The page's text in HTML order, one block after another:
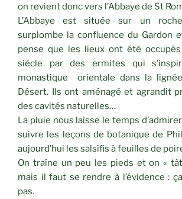
on revient donc vers l’Abbaye de St
L’Abbaye est située sur un
surplombe la confluence du Gardon
pense que les lieux ont été
siècle par des ermites qui
monastique orientale dans la
Désert. Ils ont aménagé et agrandit
des cavités naturelles…
La pluie nous laisse le temps
suivre les leçons de botanique de
aujourd’hui les salsifis à feuilles de
On traîne un peu les pieds et on «
mais il faut se rendre à l’évidence :
pas.